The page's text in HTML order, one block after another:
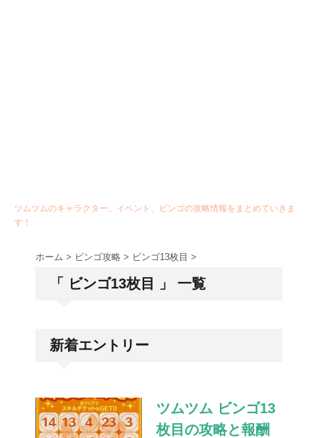
ツムツムのキャラクター、イベント、ビンゴの攻略情報をまとめていきま
す！
ホーム > ビンゴ攻略 > ビンゴ13枚目 >
「 ビンゴ13枚目 」 一覧
新着エントリー
ツムツム ビンゴ13
枚目の攻略と報酬